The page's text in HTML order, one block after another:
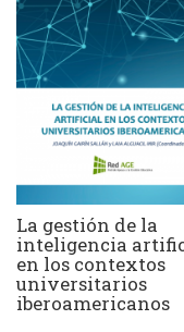
La gestión de la
inteligencia
en los contextos
universitarios
iberoamericanos